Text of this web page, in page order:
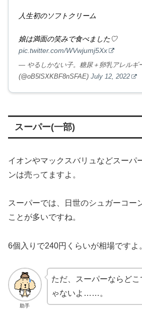
人生初のソフトクリーム
娘は満面の笑みで食べました♡
pic.twitter.com/WVwjumj5Xx
— やるしかない子。糖尿＋卵乳アレルギ
(@oB5lSXKBF8nSFAE) July 12, 2022
スーパー(一部)
イオンやマックスバリュなどスーパ
ンは売ってますよ。
スーパーでは、日世のシュガーコー
ことが多いですね。
6個入りで240円くらいが相場ですよ
助手
ただ、スーパーならど
ゃないよ……。